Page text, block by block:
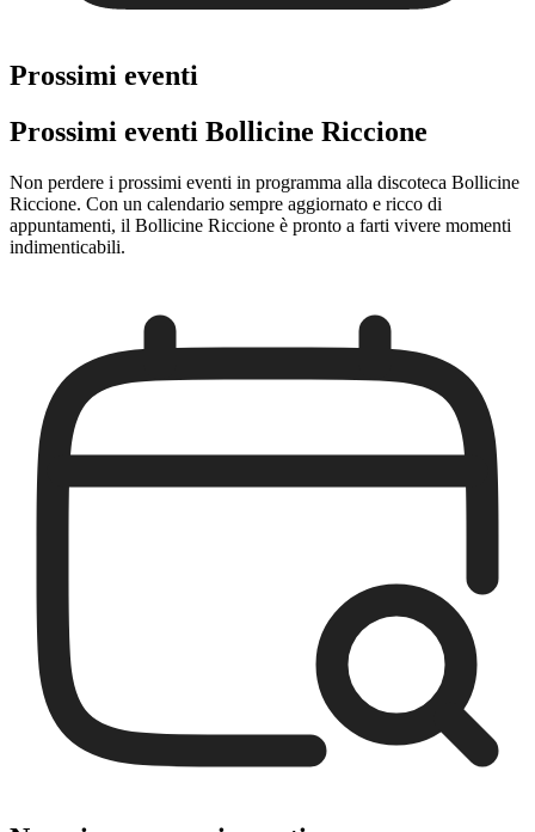
Prossimi eventi
Prossimi eventi Bollicine Riccione
Non perdere i prossimi eventi in programma alla discoteca Bollicine
Riccione. Con un calendario sempre aggiornato e ricco di
appuntamenti, il Bollicine Riccione è pronto a farti vivere momenti
indimenticabili.